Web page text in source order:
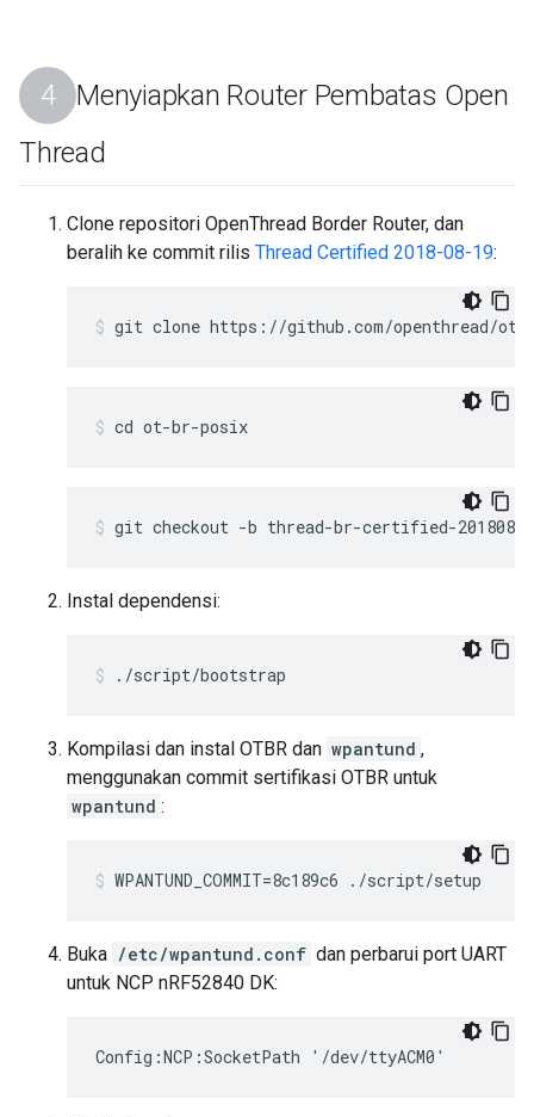
Menyiapkan Router Pembatas Open
Thread
Clone repositori OpenThread Border Router, dan
beralih ke commit rilis Thread Certified 2018-08-19:
git clone https://github.com/openthread/ot-
cd ot-br-posix
git checkout -b thread-br-certified-20180819
Instal dependensi:
./script/bootstrap
Kompilasi dan instal OTBR dan wpantund ,
menggunakan commit sertifikasi OTBR untuk
wpantund :
WPANTUND_COMMIT=8c189c6 ./script/setup
Buka /etc/wpantund.conf dan perbarui port UART
untuk NCP nRF52840 DK:
Config:NCP:SocketPath '/dev/ttyACM0'